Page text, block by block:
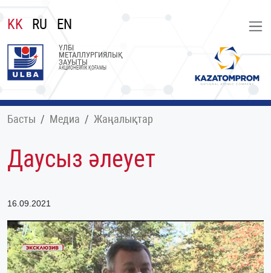
KK RU EN
ҮЛБІ
МЕТАЛЛУРГИЯЛЫҚ
ЗАУЫТЫ
АКЦИОНЕРЛІК ҚОҒАМЫ
Басты Медиа Жаңалықтар
Даусыз әлеует
16.09.2021